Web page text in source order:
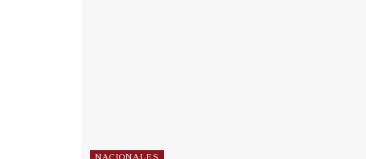
NACIONALES